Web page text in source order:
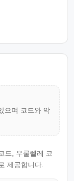
으며 코드와 악
드, 우쿨렐레 코
제공합니다.